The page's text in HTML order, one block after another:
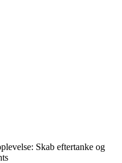
Skab eftertanke og